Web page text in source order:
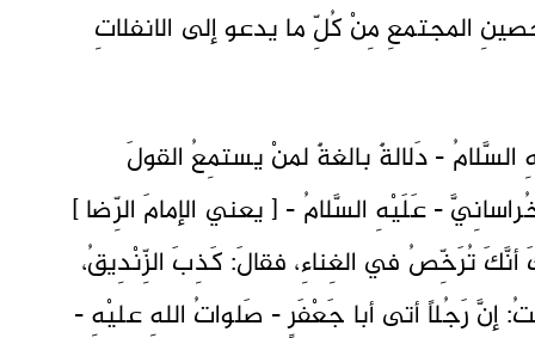
المجتمعِ مِنْ كُلِّ ما يدعو إلى الانفلاتِ
السَّلامُ - دَلالةٌ بالغةٌ لمنْ يستمِعُ القولَ
- عَلَيْهِ السَّلامُ - [ يعني الإمامَ الرِّضا ]
تُرَخِّصُ في الغِناءِ، فقالَ: كَذِبَ الزِّنْدِيقُ،
إنَّ رَجُلاً أتى أبا جَعْفَرٍ - صَلواتُ اللهِ عليْهِ -